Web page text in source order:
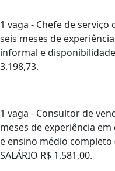
1 vaga - Chefe de serviço
seis meses de
informal e
3.198,73.
1 vaga - Consultor de
meses de experiência
e ensino médio
SALÁRIO R$ 1.581,00.